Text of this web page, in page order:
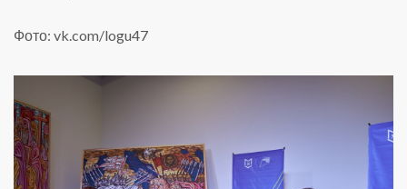
Фото: vk.com/logu47